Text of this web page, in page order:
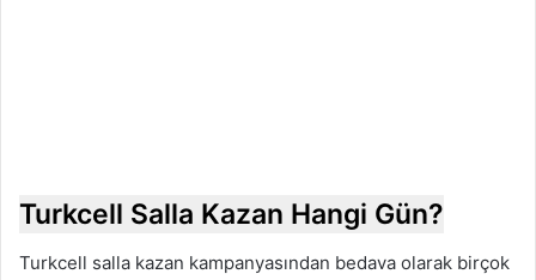
Turkcell Salla Kazan Hangi Gün?
Turkcell salla kazan kampanyasından bedava olarak birçok